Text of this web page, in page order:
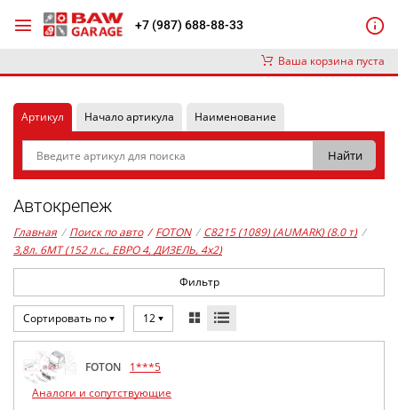
+7 (987) 688-88-33
Ваша корзина пуста
Артикул Начало артикула Наименование
Автокрепеж
Главная / Поиск по авто / FOTON / C8215 (1089) (AUMARK) (8.0 т) /
3,8л. 6MT (152 л.с., ЕВРО 4, ДИЗЕЛЬ, 4x2)
Фильтр
Сортировать по 12
FOTON
1***5
Аналоги и сопутствующие